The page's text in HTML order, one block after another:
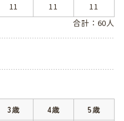
11 11
11
合計：60人
3歳 4歳 5歳